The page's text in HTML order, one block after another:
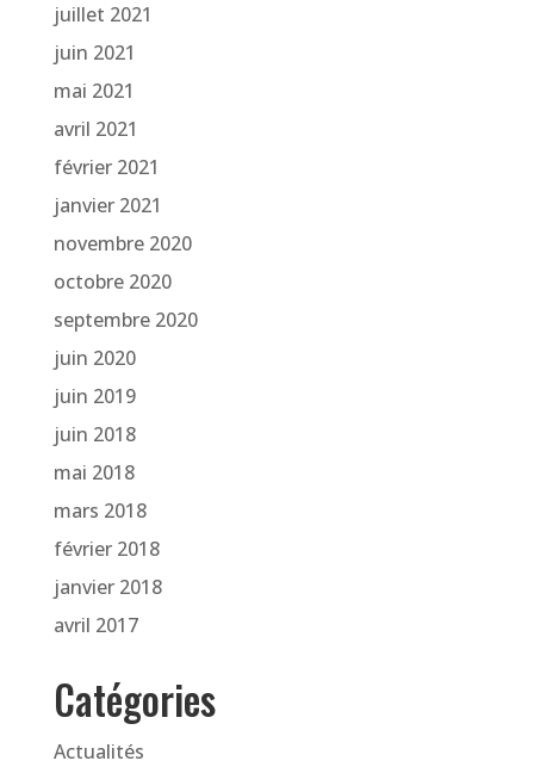
juillet 2021
juin 2021
mai 2021
avril 2021
février 2021
janvier 2021
novembre 2020
octobre 2020
septembre 2020
juin 2020
juin 2019
juin 2018
mai 2018
mars 2018
février 2018
janvier 2018
avril 2017
Catégories
Actualités